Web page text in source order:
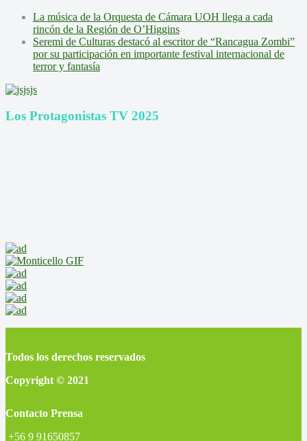
La música de la Orquesta de Cámara UOH llega a cada
rincón de la Región de O’Higgins
Seremi de Culturas destacó al escritor de “Rancagua Zombi”
por su participación en importante festival internacional de
terror y fantasía
Los Protagonistas TV 2025
Todos los derechos reservados
Copyright © 2021
Contacto Prensa
+56 9 91650857